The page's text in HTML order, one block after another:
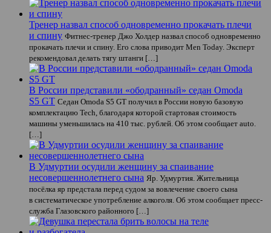
Тренер назвал способ одновременно прокачать плечи
и спину Фитнес-тренер Джо Холдер назвал способ одновременно
прокачать плечи и спину. Его слова приводит Men Today. Эксперт
рекомендовал делать тягу штанги […]
В России представили «ободранный» седан Omoda
S5 GT Седан Omoda S5 GT получил в России новую базовую
комплектацию Tech, благодаря которой стартовая стоимость
машины уменьшилась на 410 тыс. рублей. Об этом сообщает auto.
[…]
В Удмуртии осудили женщину за спаивание
несовершеннолетнего сына Яр. Удмуртия. Жительница
посёлка яр предстала перед судом за вовлечение своего сына
в систематическое употребление алкоголя. Об этом сообщает пресс-
служба Глазовского районного […]